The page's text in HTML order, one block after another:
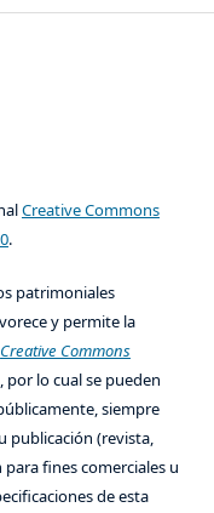
Creative Commons
.
patrimoniales
y permite la
Creative Commons
por lo cual se pueden
siempre
publicación (revista,
fines comerciales u
de esta